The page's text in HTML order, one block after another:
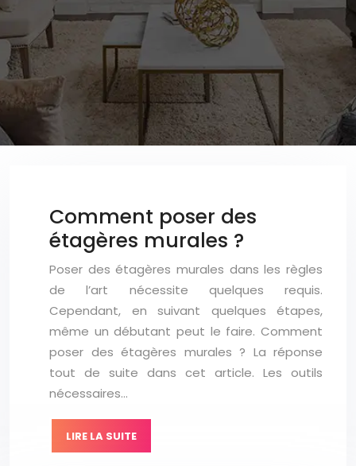
Comment poser des
étagères murales ?
Poser des étagères murales dans les règles
de l’art nécessite quelques requis.
Cependant, en suivant quelques étapes,
même un débutant peut le faire. Comment
poser des étagères murales ? La réponse
tout de suite dans cet article. Les outils
nécessaires…
LIRE LA SUITE